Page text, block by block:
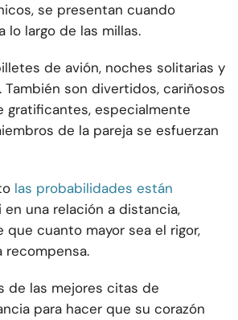
se presentan cuando
lo largo de las millas.
de avión, noches solitarias y
También son divertidos, cariñosos
gratificantes, especialmente
de la pareja se esfuerzan
las probabilidades están
una relación a distancia,
que cuanto mayor sea el rigor,
recompensa.
de las mejores citas de
para hacer que su corazón